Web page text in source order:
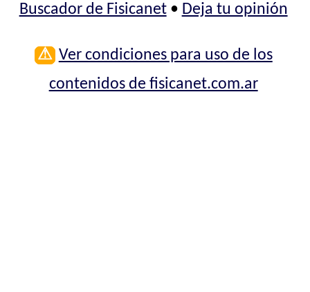
Buscador de Fisicanet• Deja tu opinión
⚠ Ver condiciones para uso de los
contenidos de fisicanet.com.ar